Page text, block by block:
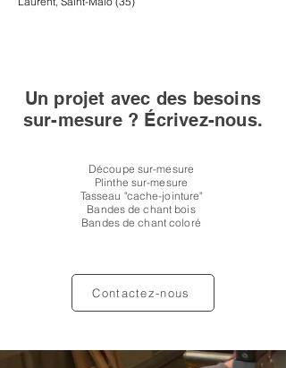
Un projet avec des besoins
sur-mesure ? Écrivez-nous.
Découpe sur-mesure
Plinthe sur-mesure
Tasseau "cache-jointure"
Bandes de chant bois
Bandes de chant coloré
Contactez-nous